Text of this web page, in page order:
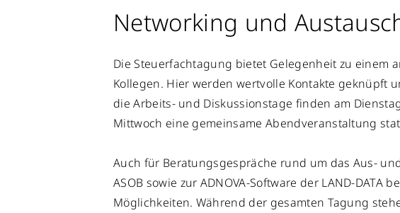
Networking und
Die Steuerfachtagung bietet Gelegenheit zu einem
Kollegen. Hier werden wertvolle Kontakte geknüpft
die Arbeits- und Diskussionstage finden am
Mittwoch eine gemeinsame Abendveranstaltung
Auch für Beratungsgespräche rund um das Aus-
ASOB sowie zur ADNOVA-Software der LAND-DATA
Möglichkeiten. Während der gesamten Tagung